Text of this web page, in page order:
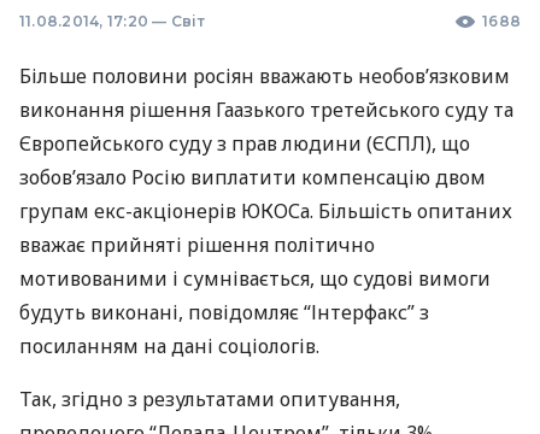
11.08.2014, 17:20 — Світ 1688
Більше половини росіян вважають необов’язковим
виконання рішення Гаазького третейського суду та
Європейського суду з прав людини (ЄСПЛ), що
зобов’язало Росію виплатити компенсацію двом
групам екс-акціонерів ЮКОСа. Більшість опитаних
вважає прийняті рішення політично
мотивованими і сумнівається, що судові вимоги
будуть виконані, повідомляє “Інтерфакс” з
посиланням на дані соціологів.
Так, згідно з результатами опитування,